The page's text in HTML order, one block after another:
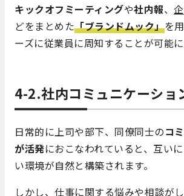
キックオフミーティングや社内報、
どをまとめた「ブランドムック」を
ーズに従業員に周知することが可能に
4-2.社内コミュニケーショ
日常的に上司や部下、同僚同士のコ
が活発におこなわれていると、互い
い環境が自然と構築されます。
しかし、仕事に関する悩みや相談が